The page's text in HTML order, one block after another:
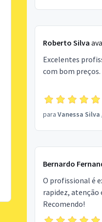
Roberto Silva
Excelentes
com bom
para Vanessa Silva
Bernardo
O profissional é
rapidez, atenção
Recomendo!